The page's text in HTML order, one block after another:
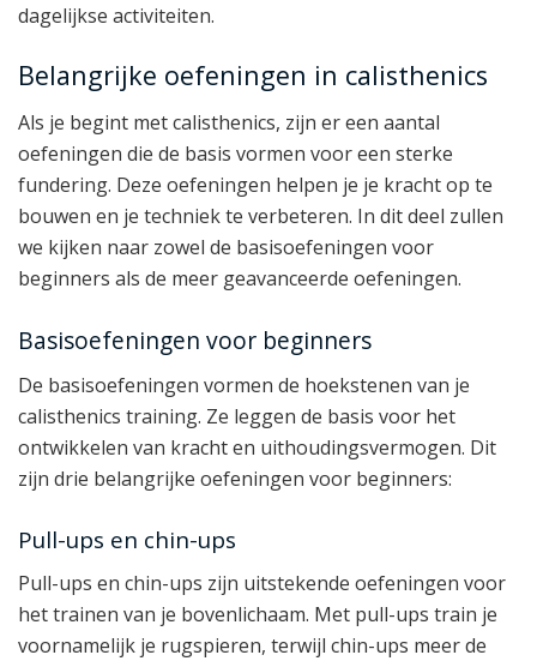
dagelijkse activiteiten.
Belangrijke oefeningen in calisthenics
Als je begint met calisthenics, zijn er een aantal
oefeningen die de basis vormen voor een sterke
fundering. Deze oefeningen helpen je je kracht op te
bouwen en je techniek te verbeteren. In dit deel zullen
we kijken naar zowel de basisoefeningen voor
beginners als de meer geavanceerde oefeningen.
Basisoefeningen voor beginners
De basisoefeningen vormen de hoekstenen van je
calisthenics training. Ze leggen de basis voor het
ontwikkelen van kracht en uithoudingsvermogen. Dit
zijn drie belangrijke oefeningen voor beginners:
Pull-ups en chin-ups
Pull-ups en chin-ups zijn uitstekende oefeningen voor
het trainen van je bovenlichaam. Met pull-ups train je
voornamelijk je rugspieren, terwijl chin-ups meer de